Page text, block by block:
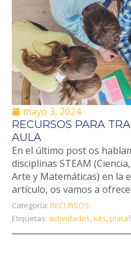
mayo 3, 2024
RECURSOS PARA
AULA
En el último post os
disciplinas STEAM
Arte y Matemáticas) en la
artículo, os vamos a
Categoría: RECURSOS
Etiquetas: actividades,kits,